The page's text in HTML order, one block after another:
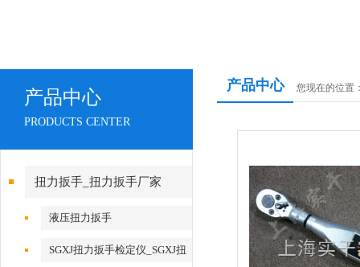
产品中心
PRODUCTS CENTER
扭力扳手_扭力扳手厂家
液压扭力扳手
SGXJ扭力扳手检定仪_SGXJ扭
产品中心 您现在的位置